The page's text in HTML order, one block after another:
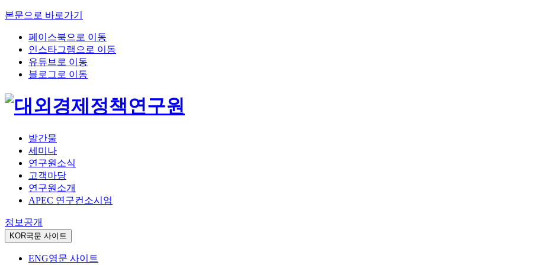
본문으로 바로가기
페이스북으로 이동
인스타그램으로 이동
유튜브로 이동
블로그로 이동
발간물
세미나
연구원소식
고객마당
연구원소개
APEC 연구컨소시엄
정보공개
KOR국문 사이트
ENG영문 사이트